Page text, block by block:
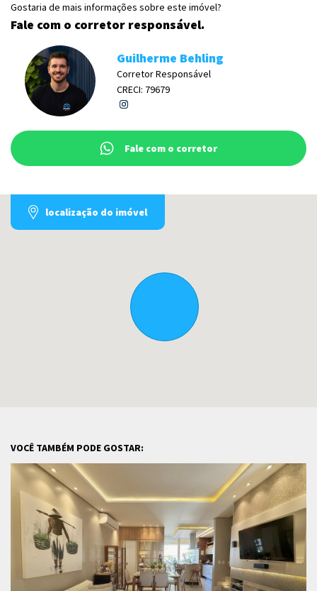
Gostaria de mais informações sobre este imóvel?
Fale com o corretor responsável.
Guilherme Behling
Corretor Responsável
CRECI: 79679
Fale com o corretor
localização do imóvel
VOCÊ TAMBÉM PODE GOSTAR: